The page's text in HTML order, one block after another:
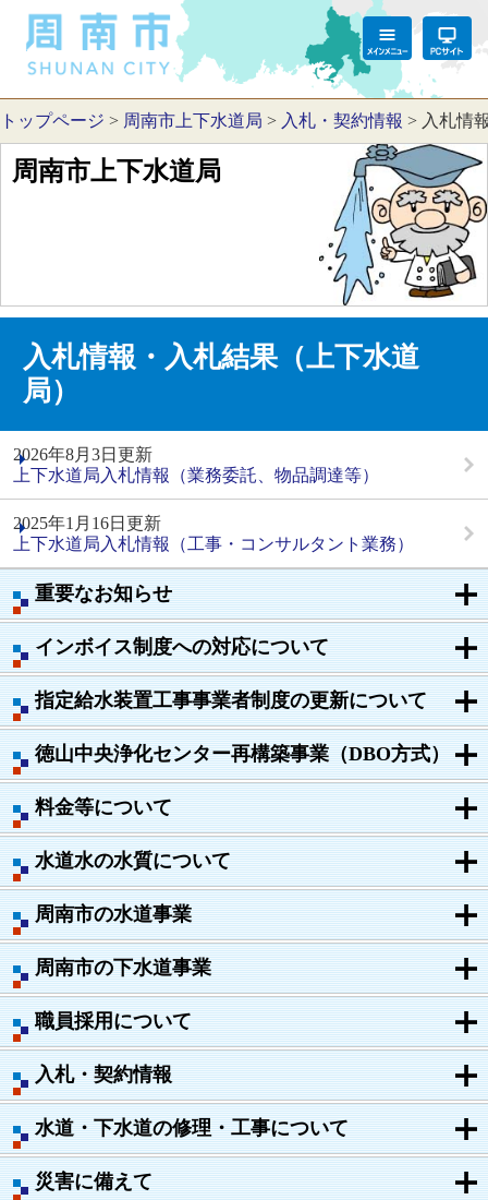
トップページ > 周南市上下水道局 > 入札・契約情報 > 入札情
周南市上下水道局
重要なお知らせ
インボイス制度への対応について
指定給水装置工事事業者制度の更新について
徳山中央浄化センター再構築事業（DBO方式）
料金等について
水道水の水質について
周南市の水道事業
周南市の下水道事業
職員採用について
入札・契約情報
水道・下水道の修理・工事について
災害に備えて
入札情報・入札結果（上下水道
局）
2026年8月3日更新
上下水道局入札情報（業務委託、物品調達等）
2025年1月16日更新
上下水道局入札情報（工事・コンサルタント業務）